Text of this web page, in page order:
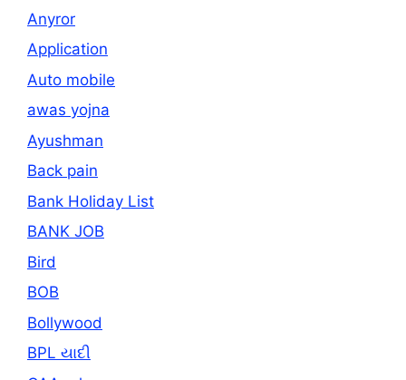
Anyror
Application
Auto mobile
awas yojna
Ayushman
Back pain
Bank Holiday List
BANK JOB
Bird
BOB
Bollywood
BPL યાદી